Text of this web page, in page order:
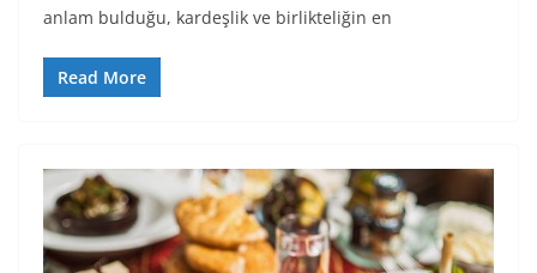
anlam bulduğu, kardeşlik ve birlikteliğin en
Read More